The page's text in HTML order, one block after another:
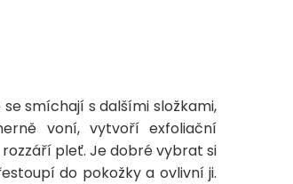
smíchají s dalšími složkami,
voní, vytvoří exfoliační
pleť. Je dobré vybrat si
do pokožky a ovlivní ji.